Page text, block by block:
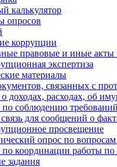
калькулятор
опросов
коррупции
правовые и иные акты
экспертиза
материалы
связанных с
доходах, расходах, об
соблюдению
для сообщений о
просвещение
опрос по
координации работы
задания